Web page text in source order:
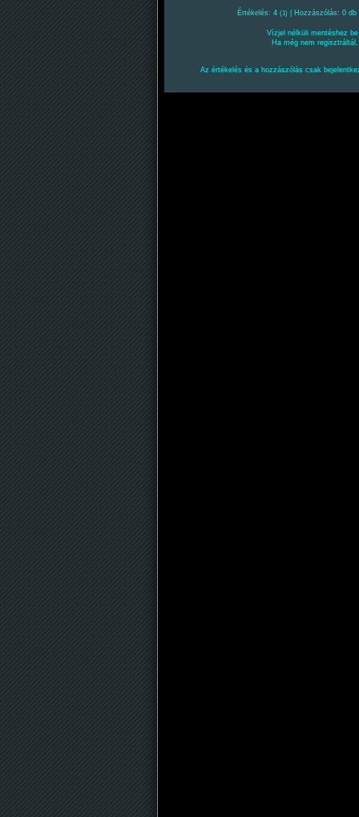
Értékelés: 4 (1) | Hozzászólás: 0
Vízjel nélküli mentéshez
Ha még nem
Az értékelés és a hozzászólás csak